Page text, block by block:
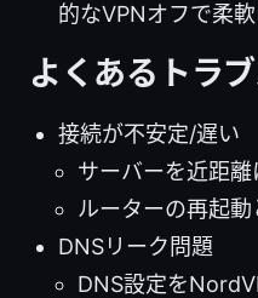
的なVPNオフで柔
よくあるトラ
接続が不安定/遅い
サーバーを近距離
ルーターの再起
DNSリーク問題
DNS設定を